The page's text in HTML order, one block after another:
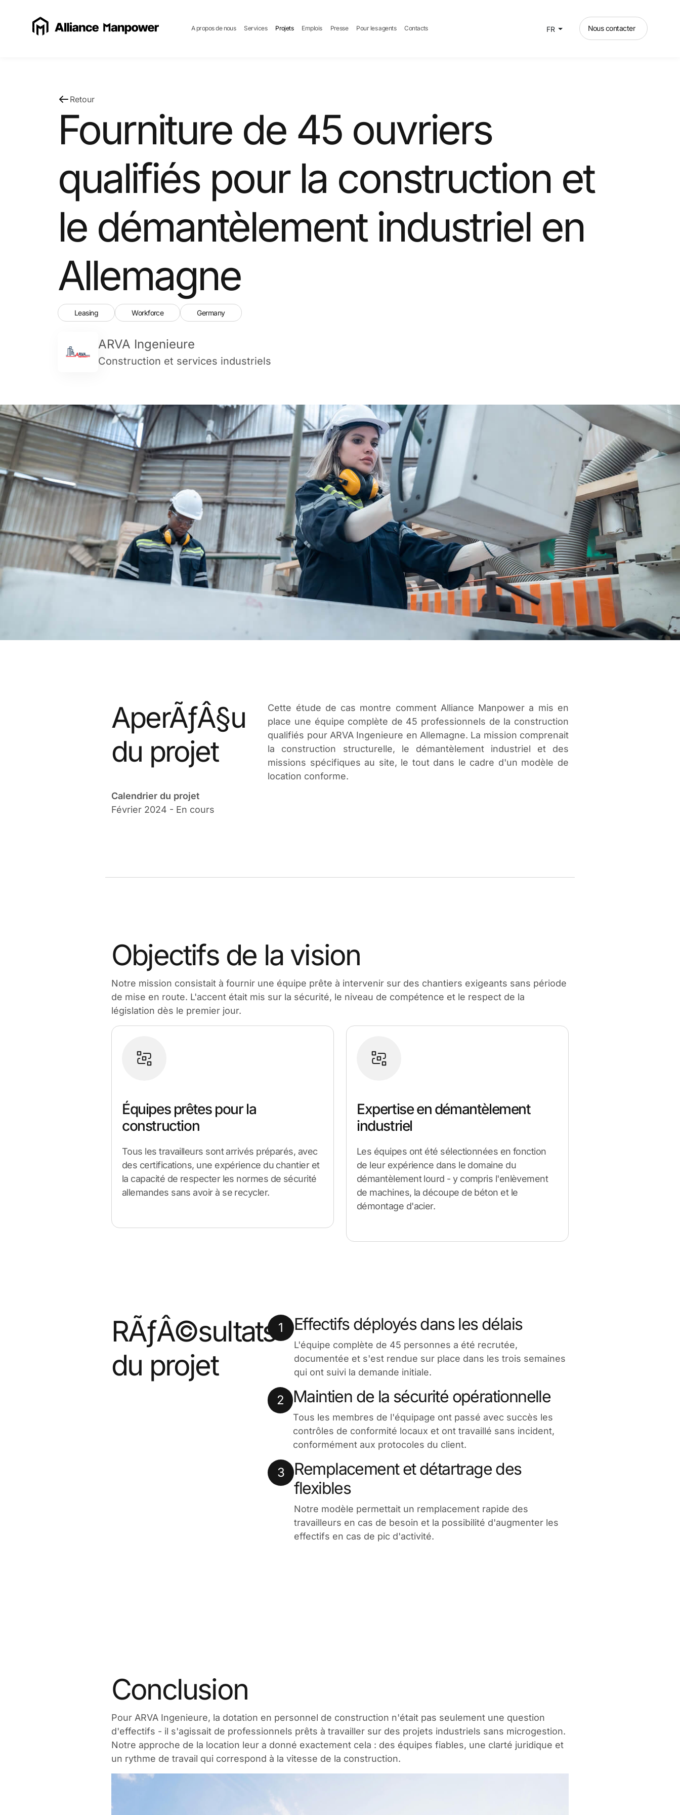
A propos de nous Services Projets Emplois Presse Pour les agents Contacts FR Nous contacter
Retour
Fourniture de 45 ouvriers
qualifiés pour la construction et
le démantèlement industriel en
Allemagne
Leasing Workforce Germany
ARVA Ingenieure
Construction et services industriels
AperÃƒÂ§u
du projet
Calendrier du projet
Février 2024 - En cours
Cette étude de cas montre comment Alliance Manpower a mis en
place une équipe complète de 45 professionnels de la construction
qualifiés pour ARVA Ingenieure en Allemagne. La mission comprenait
la construction structurelle, le démantèlement industriel et des
missions spécifiques au site, le tout dans le cadre d'un modèle de
location conforme.
Objectifs de la vision
Notre mission consistait à fournir une équipe prête à intervenir sur des chantiers exigeants sans période
de mise en route. L'accent était mis sur la sécurité, le niveau de compétence et le respect de la
législation dès le premier jour.
Équipes prêtes pour la
construction
Tous les travailleurs sont arrivés préparés, avec
des certifications, une expérience du chantier et
la capacité de respecter les normes de sécurité
allemandes sans avoir à se recycler.
Expertise en démantèlement
industriel
Les équipes ont été sélectionnées en fonction
de leur expérience dans le domaine du
démantèlement lourd - y compris l'enlèvement
de machines, la découpe de béton et le
démontage d'acier.
RÃƒÂ©sultats
du projet
1 Effectifs déployés dans les délais
L'équipe complète de 45 personnes a été recrutée,
documentée et s'est rendue sur place dans les trois semaines
qui ont suivi la demande initiale.
2 Maintien de la sécurité opérationnelle
Tous les membres de l'équipage ont passé avec succès les
contrôles de conformité locaux et ont travaillé sans incident,
conformément aux protocoles du client.
3
Remplacement et détartrage des
flexibles
Notre modèle permettait un remplacement rapide des
travailleurs en cas de besoin et la possibilité d'augmenter les
effectifs en cas de pic d'activité.
Conclusion
Pour ARVA Ingenieure, la dotation en personnel de construction n'était pas seulement une question
d'effectifs - il s'agissait de professionnels prêts à travailler sur des projets industriels sans microgestion.
Notre approche de la location leur a donné exactement cela : des équipes fiables, une clarté juridique et
un rythme de travail qui correspond à la vitesse de la construction.